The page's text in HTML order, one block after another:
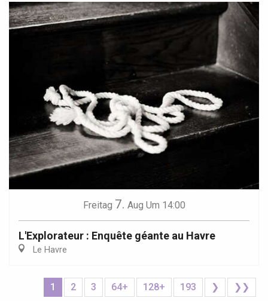
Freitag 7. Aug Um 14:00
L'Explorateur : Enquête géante au Havre
Le Havre
1 2 3 64+ 128+ 193 ❯ ❯❯